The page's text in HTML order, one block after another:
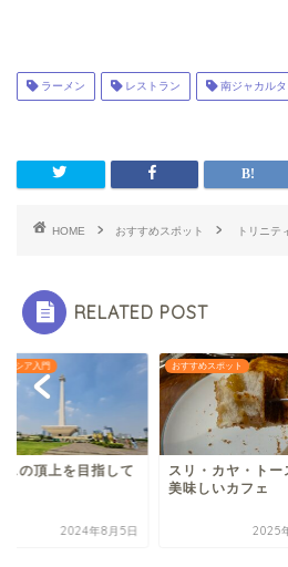
ラーメン レストラン 南ジャカルタ
HOME おすすめスポット トリニテ
RELATED POST
ネシア入門
スの頂上を目指して
2024年8月5日
おすすめスポット
スリ・カヤ・トー
美味しいカフェ
2025